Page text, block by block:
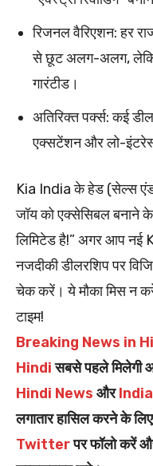
रिजनल वैरिएशन: हर
से छूट अलग-अलग,
गारंटीड।
अतिरिक्त पर्क्स: कई
एक्सटेंशन और लो-
Kia India के हेड (सेल्स एंड
जॉय को एक्सेसिबल बनाने
लिमिटेड है!” अगर आप नई
नजदीकी डीलरशिप पर
चेक करें। ये मौका मिस न
टाइम!
Breaking News in
Hindiसबसे पहले मिलेगी
Hindi News और
लगातार हासिल करने के
Twitterपर फॉलो करें